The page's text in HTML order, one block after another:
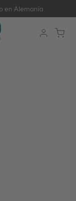
en Alemania